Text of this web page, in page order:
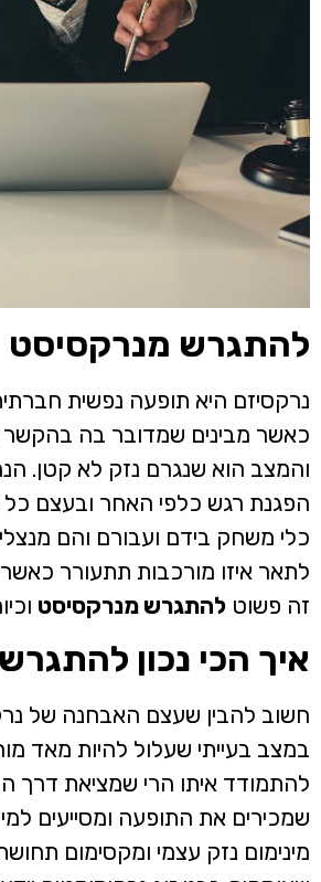
להתגרש מנרקסיסט
נרקסיזם היא תופעה נפשית
כאשר מבינים שמדובר בה
והמצב הוא שנגרם נזק לא קטן.
הפגנת רגש כלפי האחר ובעצם
כלי משחק בידם ועבורם והם
לתאר איזו מורכבות תתעורר
זה פשוט להתגרש מנרקסיסט
איך הכי נכון
חשוב להבין שעצם האבחנה של
במצב בעייתי שעלול להיות מאד
להתמודד איתו הרי שמציאת דרך
שמכירים את התופעה ומסייעים למי
מינימום נזק עצמי ומקסימום